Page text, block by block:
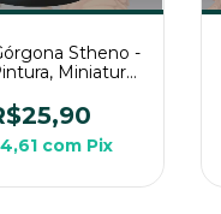
Stheno -
Miniatura
Mesa
com Pix